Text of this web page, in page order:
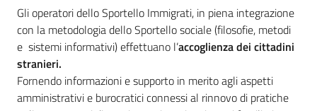
Novità
Documenti
e
Gli operatori dello Sportello Immigrati, in piena integrazione
con la metodologia dello Sportello sociale (filosofie, metodi
e sistemi informativi) effettuano l’accoglienza dei cittadini
stranieri.
Fornendo informazioni e supporto in merito agli aspetti
amministrativi e burocratici connessi al rinnovo di pratiche